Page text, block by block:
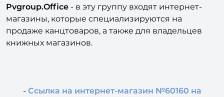
Pvgroup.Office - в эту группу входят интернет-
магазины, которые специализируются на
продаже канцтоваров, а также для владельцев
книжных магазинов.
- Ссылка на интернет-магазин №60160 на